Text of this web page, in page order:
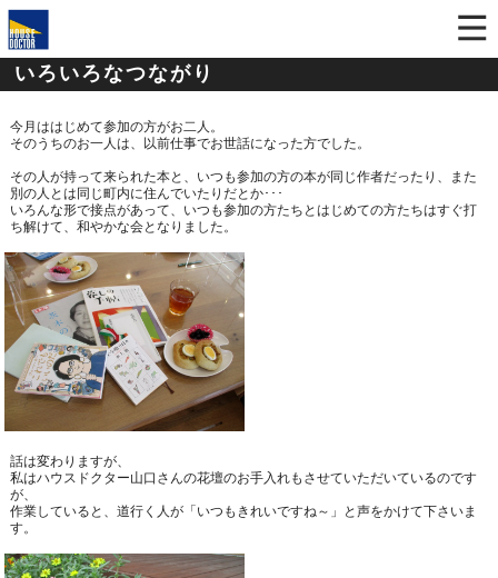
いろいろなつながり
今月ははじめて参加の方がお二人。
そのうちのお一人は、以前仕事でお世話になった方でした。
その人が持って来られた本と、いつも参加の方の本が同じ作者だったり、また
別の人とは同じ町内に住んでいたりだとか･･･
いろんな形で接点があって、いつも参加の方たちとはじめての方たちはすぐ打
ち解けて、和やかな会となりました。
話は変わりますが、
私はハウスドクター山口さんの花壇のお手入れもさせていただいているのです
が、
作業していると、道行く人が「いつもきれいですね～」と声をかけて下さいま
す。